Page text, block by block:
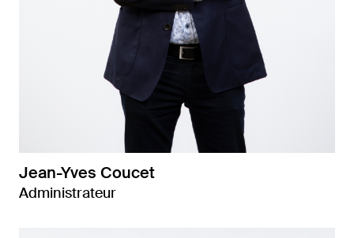
Jean-Yves Coucet
Administrateur